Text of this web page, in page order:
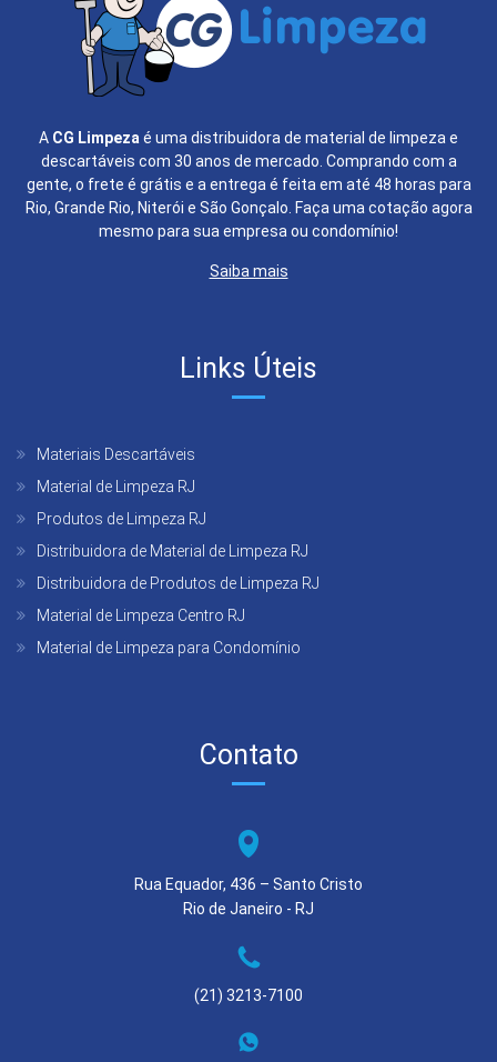
A CG Limpezaé uma distribuidora de material de limpeza e
descartáveis com 30 anos de mercado. Comprando com a
gente, o frete é grátis e a entrega é feita em até 48 horas para
Rio, Grande Rio, Niterói e São Gonçalo. Faça uma cotação agora
mesmo para sua empresa ou condomínio!
Saiba mais
Links Úteis
Materiais Descartáveis
Material de Limpeza RJ
Produtos de Limpeza RJ
Distribuidora de Material de Limpeza RJ
Distribuidora de Produtos de Limpeza RJ
Material de Limpeza Centro RJ
Material de Limpeza para Condomínio
Contato
Rua Equador, 436 – Santo Cristo
Rio de Janeiro - RJ
(21) 3213-7100